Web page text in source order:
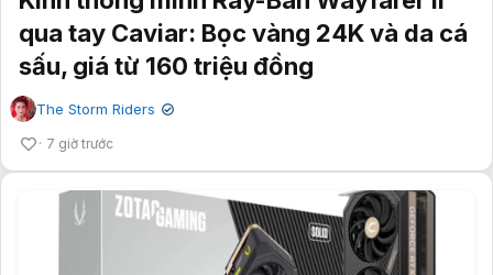
qua tay Caviar: Bọc vàng 24K và da cá
sấu, giá từ 160 triệu đồng
The Storm Riders ✔
7 giờ trước